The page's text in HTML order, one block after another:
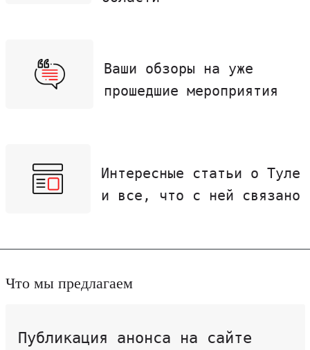
Ваши обзоры на уже
прошедшие мероприятия
Интересные статьи о Туле
и все, что с ней связано
Что мы предлагаем
Публикация анонса на сайте